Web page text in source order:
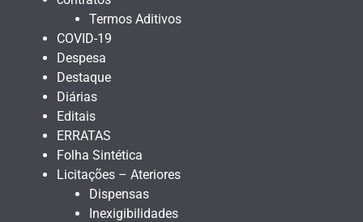
Termos Aditivos
COVID-19
Despesa
Destaque
Diárias
Editais
ERRATAS
Folha Sintética
Licitações – Ateriores
Dispensas
Inexigibilidades